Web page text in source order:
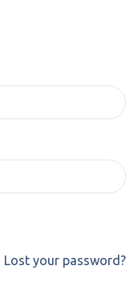
Lost your password?